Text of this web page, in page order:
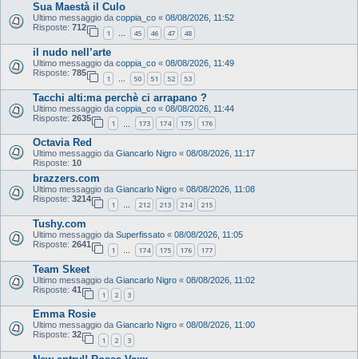
Sua Maestà il Culo
Ultimo messaggio da coppia_co « 08/08/2026, 11:52
Risposte: 712
1 … 45 46 47 48
il nudo nell’arte
Ultimo messaggio da coppia_co « 08/08/2026, 11:49
Risposte: 785
1 … 50 51 52 53
Tacchi alti:ma perchè ci arrapano ?
Ultimo messaggio da coppia_co « 08/08/2026, 11:44
Risposte: 2635
1 173 174 175 176
Octavia Red
Ultimo messaggio da Giancarlo Nigro « 08/08/2026, 11:17
Risposte: 10
brazzers.com
Ultimo messaggio da Giancarlo Nigro « 08/08/2026, 11:08
Risposte: 3214
1 … 212 213 214 215
Tushy.com
Ultimo messaggio da Superfissato « 08/08/2026, 11:05
Risposte: 2641
1 174 175 176 177
Team Skeet
Ultimo messaggio da Giancarlo Nigro « 08/08/2026, 11:02
Risposte: 41
1 2 3
Emma Rosie
Ultimo messaggio da Giancarlo Nigro « 08/08/2026, 11:00
Risposte: 32
1 2 3